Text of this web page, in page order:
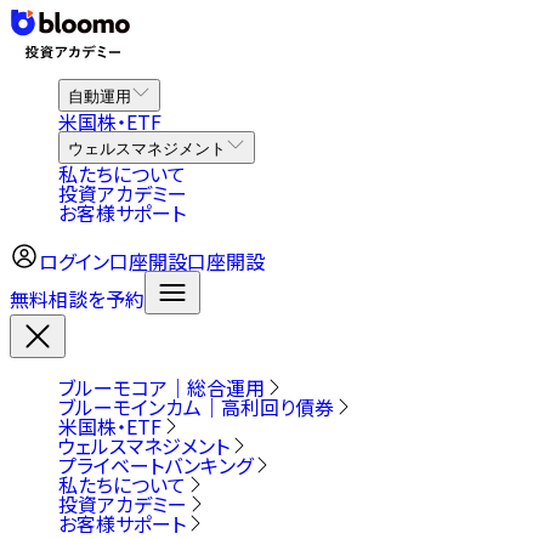
自動運用
米国株・ETF
ウェルスマネジメント
私たちについて
投資アカデミー
お客様サポート
ログイン口座開設口座開設
無料相談を予約
ブルーモコア｜総合運用
ブルーモインカム｜高利回り債券
米国株・ETF
ウェルスマネジメント
プライベートバンキング
私たちについて
投資アカデミー
お客様サポート